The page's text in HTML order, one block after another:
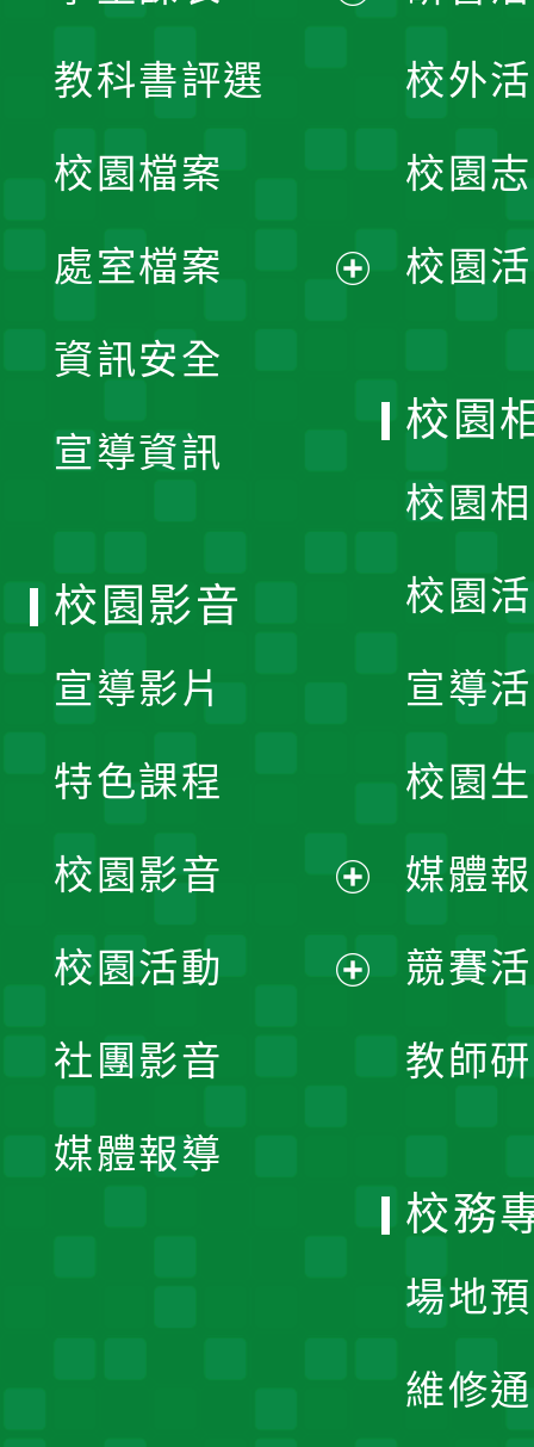
單
教科書評選
校園檔案
處室檔案
資訊安全
宣導資訊
校外
校園
校園
校園
校園
校園
宣導
校園
媒體
競賽
教師
校園影音
宣導影片
特色課程
校園影音
開
校園活動
社團影音
媒體報導
校務
場地
維修